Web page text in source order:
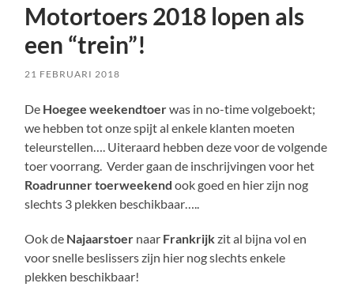
Motortoers 2018 lopen als
een “trein”!
21 FEBRUARI 2018
De Hoegee weekendtoerwas in no-time volgeboekt;
we hebben tot onze spijt al enkele klanten moeten
teleurstellen…. Uiteraard hebben deze voor de volgende
toer voorrang. Verder gaan de inschrijvingen voor het
Roadrunner toerweekend ook goed en hier zijn nog
slechts 3 plekken beschikbaar…..
Ook de Najaarstoer naar Frankrijkzit al bijna vol en
voor snelle beslissers zijn hier nog slechts enkele
plekken beschikbaar!